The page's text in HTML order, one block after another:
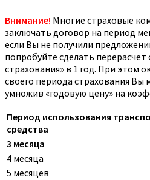
Внимание! Многие страховые
заключать договор на период
если Вы не получили
попробуйте сделать
страхования» в 1 год. При этом
своего периода страхования Вы
умножив «годовую цену» на
Период использования
средства
3 месяца
4 месяца
5 месяцев